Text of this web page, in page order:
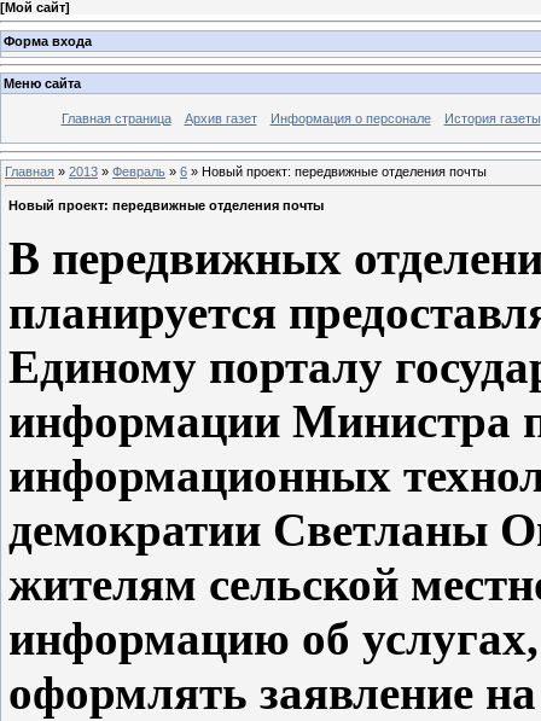
[Мой сайт]
Форма входа
Меню сайта
Главная страница Архив газет Информация о персонале История газеты
Главная » 2013 » Февраль » 6 » Новый проект: передвижные отделения почты
Новый проект: передвижные отделения почты
В передвижных
планируется
Единому порталу
информации Министра
информационных
демократии Светланы
жителям сельской
информацию об
оформлять заявление